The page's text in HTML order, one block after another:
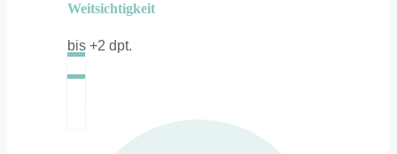
Weitsichtigkeit
bis +2 dpt.